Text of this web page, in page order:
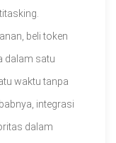
beli token
dalam satu
waktu tanpa
integrasi
dalam